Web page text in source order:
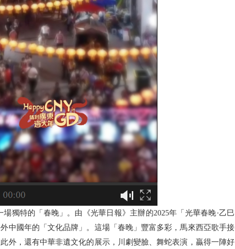
獨特的「春晚」。由《光華日報》主辦的2025年「光華春晚·乙巳
中國年的「文化品牌」。這場「春晚」豐富多彩，馬來西亞歌手接
外，還有中華非遺文化的展示，川劇變臉、舞蛇表演，贏得一陣好